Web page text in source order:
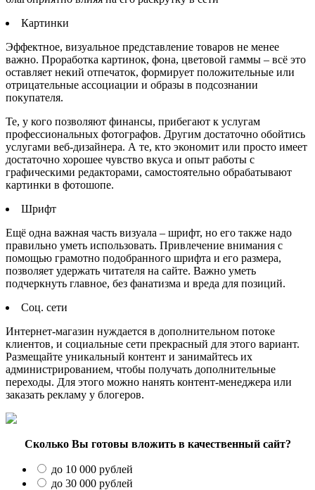
Картинки
Эффектное, визуальное представление товаров не менее
важно. Проработка картинок, фона, цветовой гаммы – всё это
оставляет некий отпечаток, формирует положительные или
отрицательные ассоциации и образы в подсознании
покупателя.
Те, у кого позволяют финансы, прибегают к услугам
профессиональных фотографов. Другим достаточно обойтись
услугами веб-дизайнера. А те, кто экономит или просто имеет
достаточно хорошее чувство вкуса и опыт работы с
графическими редакторами, самостоятельно обрабатывают
картинки в фотошопе.
Шрифт
Ещё одна важная часть визуала – шрифт, но его также надо
правильно уметь использовать. Привлечение внимания с
помощью грамотно подобранного шрифта и его размера,
позволяет удержать читателя на сайте. Важно уметь
подчеркнуть главное, без фанатизма и вреда для позиций.
Соц. сети
Интернет-магазин нуждается в дополнительном потоке
клиентов, и социальные сети прекрасный для этого вариант.
Размещайте уникальный контент и занимайтесь их
администрированием, чтобы получать дополнительные
переходы. Для этого можно нанять контент-менеджера или
заказать рекламу у блогеров.
Сколько Вы готовы вложить в качественный сайт?
до 10 000 рублей
до 30 000 рублей